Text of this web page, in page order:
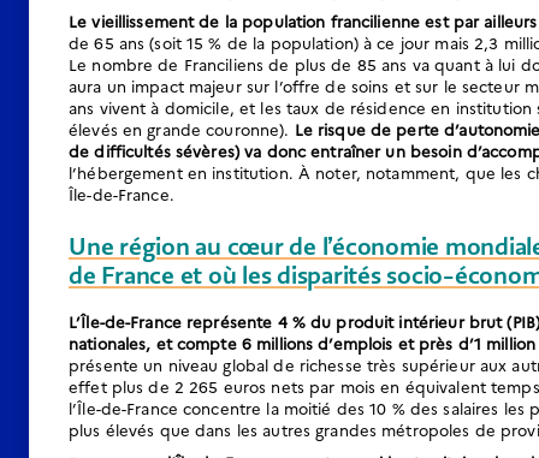
Le vieillissement de la population francilienne est par
de 65 ans (soit 15 % de la population) à ce jour mais 2,3
Le nombre de Franciliens de plus de 85 ans va quant à lui
aura un impact majeur sur l’offre de soins et sur le secteur
ans vivent à domicile, et les taux de résidence en
élevés en grande couronne). Le risque de perte
de difficultés sévères) va donc entraîner un besoin
l’hébergement en institution. À noter, notamment, que les
Île-de-France.
Une région au cœur de l’économie
de France et où les disparités socio-
L’Île-de-France représente 4 % du produit intérieur brut
nationales, et compte 6 millions d’emplois et près d’1
présente un niveau global de richesse très supérieur aux
effet plus de 2 265 euros nets par mois en équivalent
l’Île-de-France concentre la moitié des 10 % des salaires
plus élevés que dans les autres grandes métropoles de